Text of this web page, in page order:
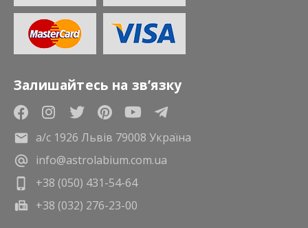
Залишайтесь на зв’язку
а/с 1926 Львів 79008 Україна
info@astrolabium.com.ua
+38 (050) 431-54-64
+38 (032) 276-23-00